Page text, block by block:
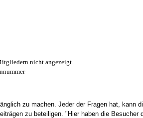
nicht angezeigt.
zu machen. Jeder der Fragen hat, kann
zu beteiligen. "Hier haben die